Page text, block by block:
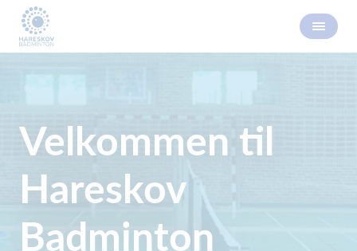
Velkommen til
Hareskov
Badminton